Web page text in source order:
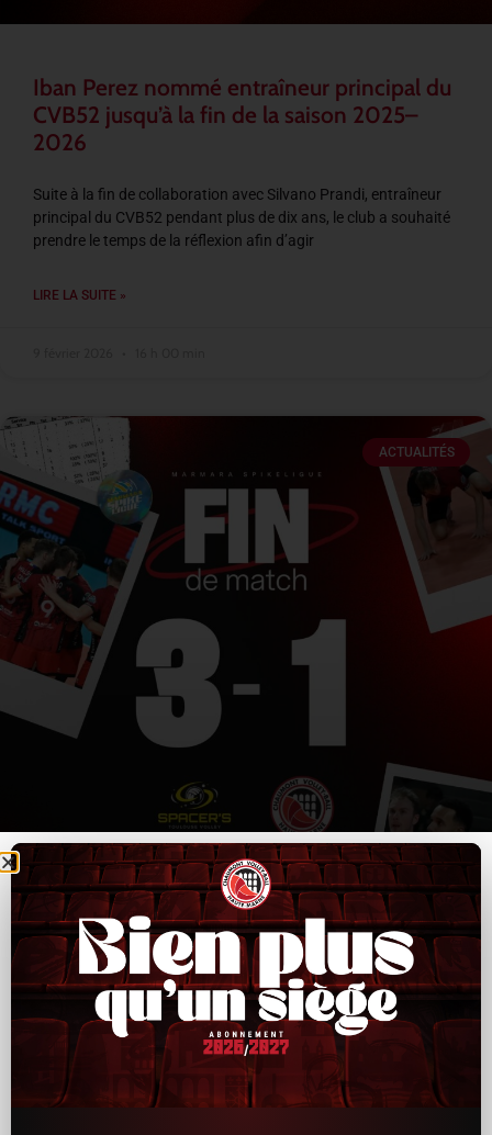
Iban Perez nommé entraîneur principal du
CVB52 jusqu’à la fin de la saison 2025–
2026
Suite à la fin de collaboration avec Silvano Prandi, entraîneur
principal du CVB52 pendant plus de dix ans, le club a souhaité
prendre le temps de la réflexion afin d’agir
LIRE LA SUITE »
ACTUALITÉS
CVB52–Toulouse : un bon départ, puis trop